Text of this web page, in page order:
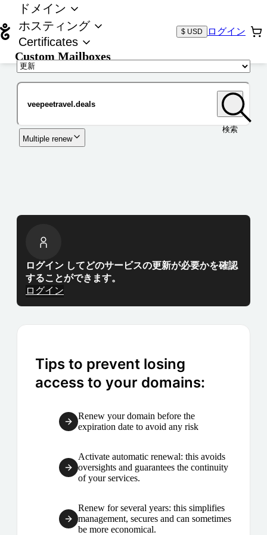
ドメイン
ホスティング
Certificates
Custom Mailboxes
$ USD ログイン
検索
Multiple renew
ログイン してどのサービスの更新が必要かを確認
することができます。
ログイン
Tips to prevent losing
access to your domains:
Renew your domain before the
expiration date to avoid any risk
Activate automatic renewal: this avoids
oversights and guarantees the continuity
of your services.
Renew for several years: this simplifies
management, secures and can sometimes
be more economical.